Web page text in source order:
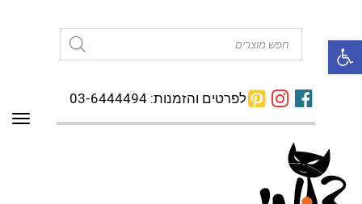
פתח סרגל נגישות
לפרטים והזמנות: 03-6444494